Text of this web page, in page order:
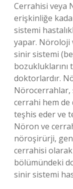
Cerrahisi veya
erişkinliğe
sistemi
yapar. Nöroloji
sinir sistemi
bozukluklarını
doktorlardır.
Nörocerrahlar,
cerrahi hem
teşhis eder ve
Nöron ve
nöroşirürji,
cerrahisi
bölümündeki
sinir sistemi